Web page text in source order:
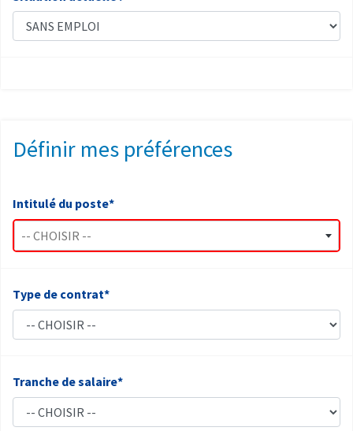
Définir mes préférences
Intitulé du poste*
-- CHOISIR --
Type de contrat*
Tranche de salaire*